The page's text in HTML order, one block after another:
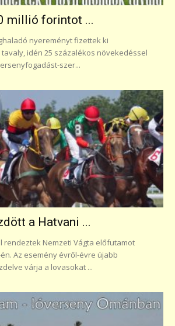
millió forintot ...
nyereményt fizettek ki
idén 25 százalékos növekedéssel
szer...
a Hatvani ...
rendeztek Nemzeti Vágta előfutamot
Az esemény évről-évre újabb
várja a lovasokat ...